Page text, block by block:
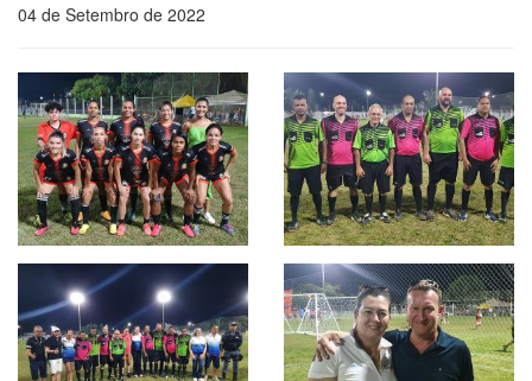
04 de Setembro de 2022